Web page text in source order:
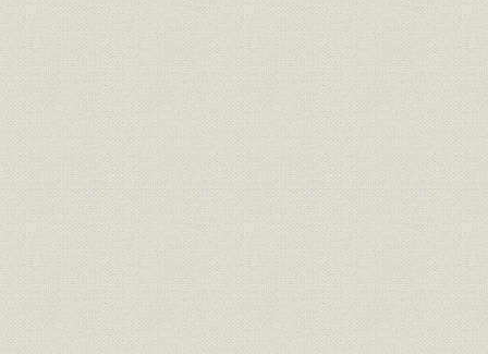
2 沼津工場の誕生
3 沼津工場の拡充、整備
4 名古屋工場、平坂工場の強化
5 家電への進出 昭和33年(1958)~38年(1963)
1 生活様式の変化と家電ブームの到来
2 家電製品のラインアップ
3 販売拠点の拡大とサービス体制の拡充
6 プラント工事部門の発足と海外プラントの開拓 昭和20年